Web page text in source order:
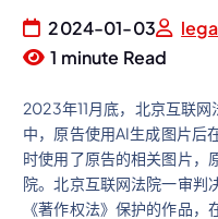
2024-01-03
1 minute Read
2023年11月底，北京互联
中，原告使用AI生成图片后
时使用了原告的相关图片，
院。北京互联网法院一审判
《著作权法》保护的作品，